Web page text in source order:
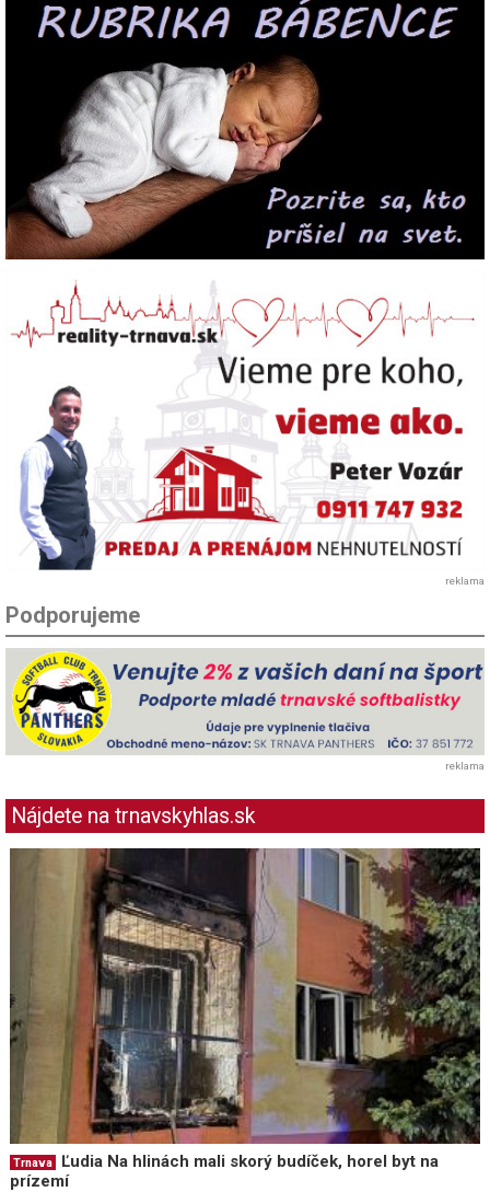
reklama
Podporujeme
reklama
Nájdete na trnavskyhlas.sk
Trnava
Ľudia Na hlinách mali skorý budíček, horel byt na
prízemí